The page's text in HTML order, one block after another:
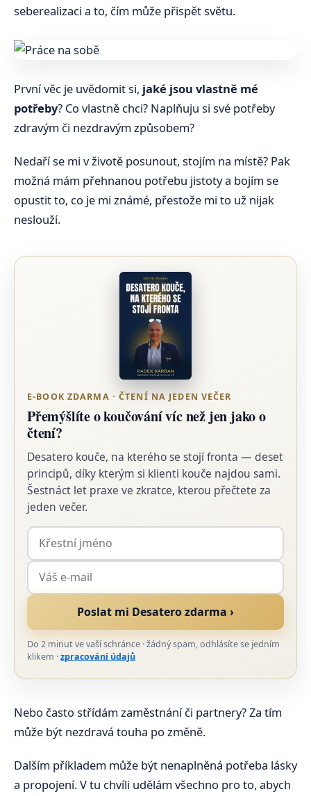
seberealizaci a to, čím může přispět světu.
První věc je uvědomit si, jaké jsou vlastně mé
potřeby? Co vlastně chci? Naplňuju si své potřeby
zdravým či nezdravým způsobem?
Nedaří se mi v životě posunout, stojím na místě? Pak
možná mám přehnanou potřebu jistoty a bojím se
opustit to, co je mi známé, přestože mi to už nijak
neslouží.
E-BOOK ZDARMA · ČTENÍ NA JEDEN VEČER
Přemýšlíte o koučování víc než jen jako o
čtení?
Desatero kouče, na kterého se stojí fronta — deset
principů, díky kterým si klienti kouče najdou sami.
Šestnáct let praxe ve zkratce, kterou přečtete za
jeden večer.
Poslat mi Desatero zdarma ›
Do 2 minut ve vaší schránce · žádný spam, odhlásíte se jedním
klikem ·zpracování údajů
Nebo často střídám zaměstnání či partnery? Za tím
může být nezdravá touha po změně.
Dalším příkladem může být nenaplněná potřeba lásky
a propojení. V tu chvíli udělám všechno pro to, abych